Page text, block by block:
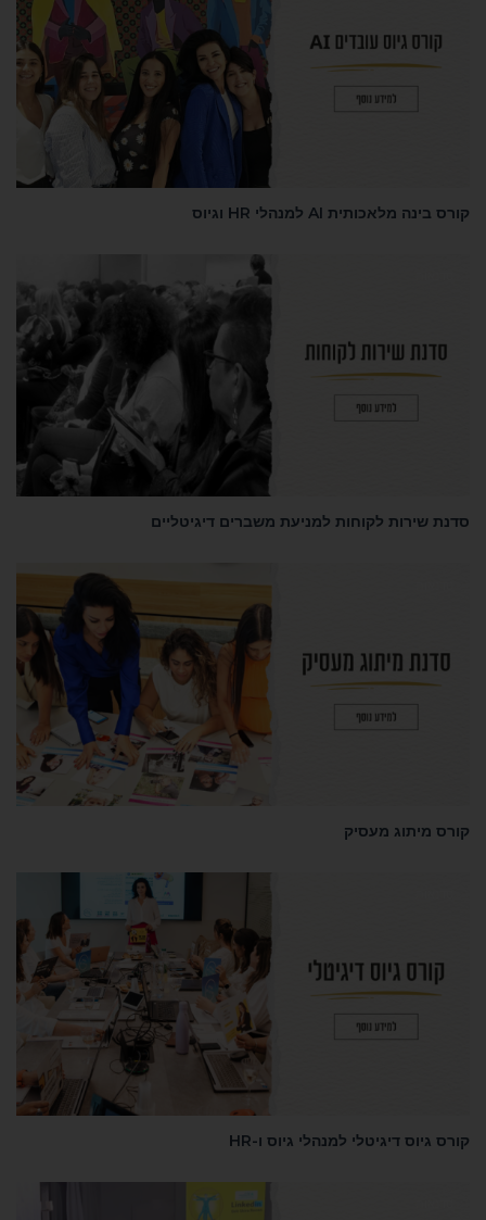
קורס בינה מלאכותית AI למנהלי HR וגיוס
סדנת שירות לקוחות למניעת משברים דיגיטליים
קורס מיתוג מעסיק
קורס גיוס דיגיטלי למנהלי גיוס ו-HR